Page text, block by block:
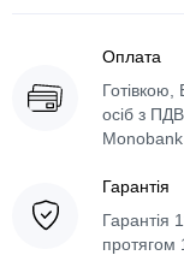
Оплата
Готівкою,
осіб з
Monobank
Гарантія
Гарантія
протягом